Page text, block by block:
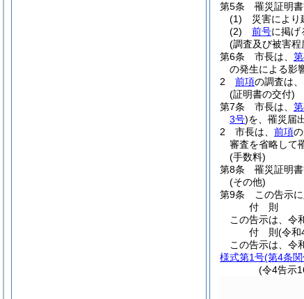
第5条
罹災証明
(1)
災害により
(2)
前号に掲げ
(調査及び被害程
第6条
市長は、
の発生による影
2
前項の調査は
(証明書の交付)
第7条
市長は、
3号)を、罹災届
2
市長は、 前項
審査を省略して
(手数料)
第8条
罹災証明
(その他)
第9条
この告示
付 則
この告示は、令
付 則(令和
この告示は、令
様式第1号(第4条
(令4告示